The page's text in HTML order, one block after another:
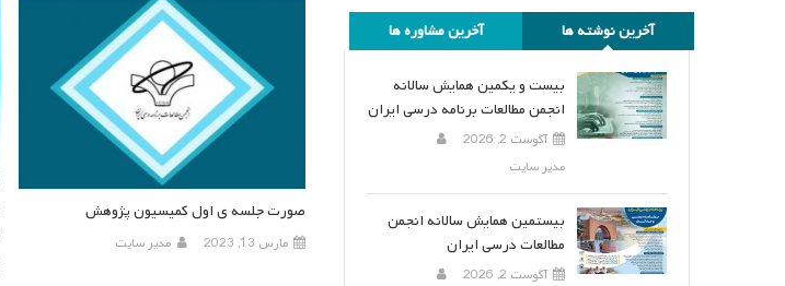
صورت جلسه ی اول کمیسیون پژوهش
مارس 13, 2023 مدیر سایت
آخرین نوشته ها آخرین مشاوره ها
بیست و یکمین همایش سالانه
انجمن مطالعات برنامه درسی ایران
آگوست 2, 2026
مدیر سایت
بیستمین همایش سالانه انجمن
مطالعات درسی ایران
آگوست 2, 2026